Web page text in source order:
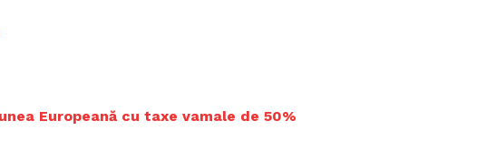
Europeană cu taxe vamale de 50%